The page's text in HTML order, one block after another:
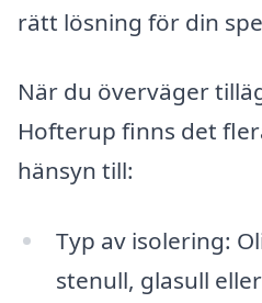
rätt lösning för din
När du överväger
Hofterup finns det
hänsyn till:
Typ av isolering:
stenull, glasull